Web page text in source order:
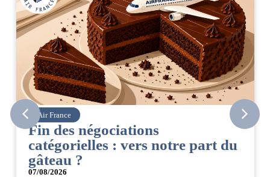
Air France
Fin des négociations
catégorielles : vers notre part du
gâteau ?
07/08/2026